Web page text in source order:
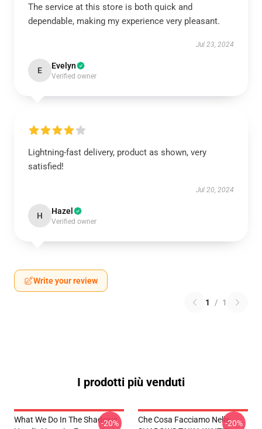
The service at this store is both quick and
dependable, making my experience very pleasant.
Jul 23, 2024
E Evelyn
Verified owner
Lightning-fast delivery, product as shown, very
satisfied!
Jul 20, 2024
H Hazel
Verified owner
Write your review
1 / 1
I prodotti più venduti
What We Do In The Shadows
-20%
Che Cosa Facciamo Nelle-20%